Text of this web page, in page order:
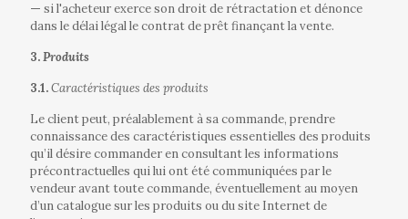
— si l'acheteur exerce son droit de rétractation et dénonce
dans le délai légal le contrat de prêt finançant la vente.
3.Produits
3.1.Caractéristiques des produits
Le client peut, préalablement à sa commande, prendre
connaissance des caractéristiques essentielles des produits
qu’il désire commander en consultant les informations
précontractuelles qui lui ont été communiquées par le
vendeur avant toute commande, éventuellement au moyen
d’un catalogue sur les produits ou du site Internet de